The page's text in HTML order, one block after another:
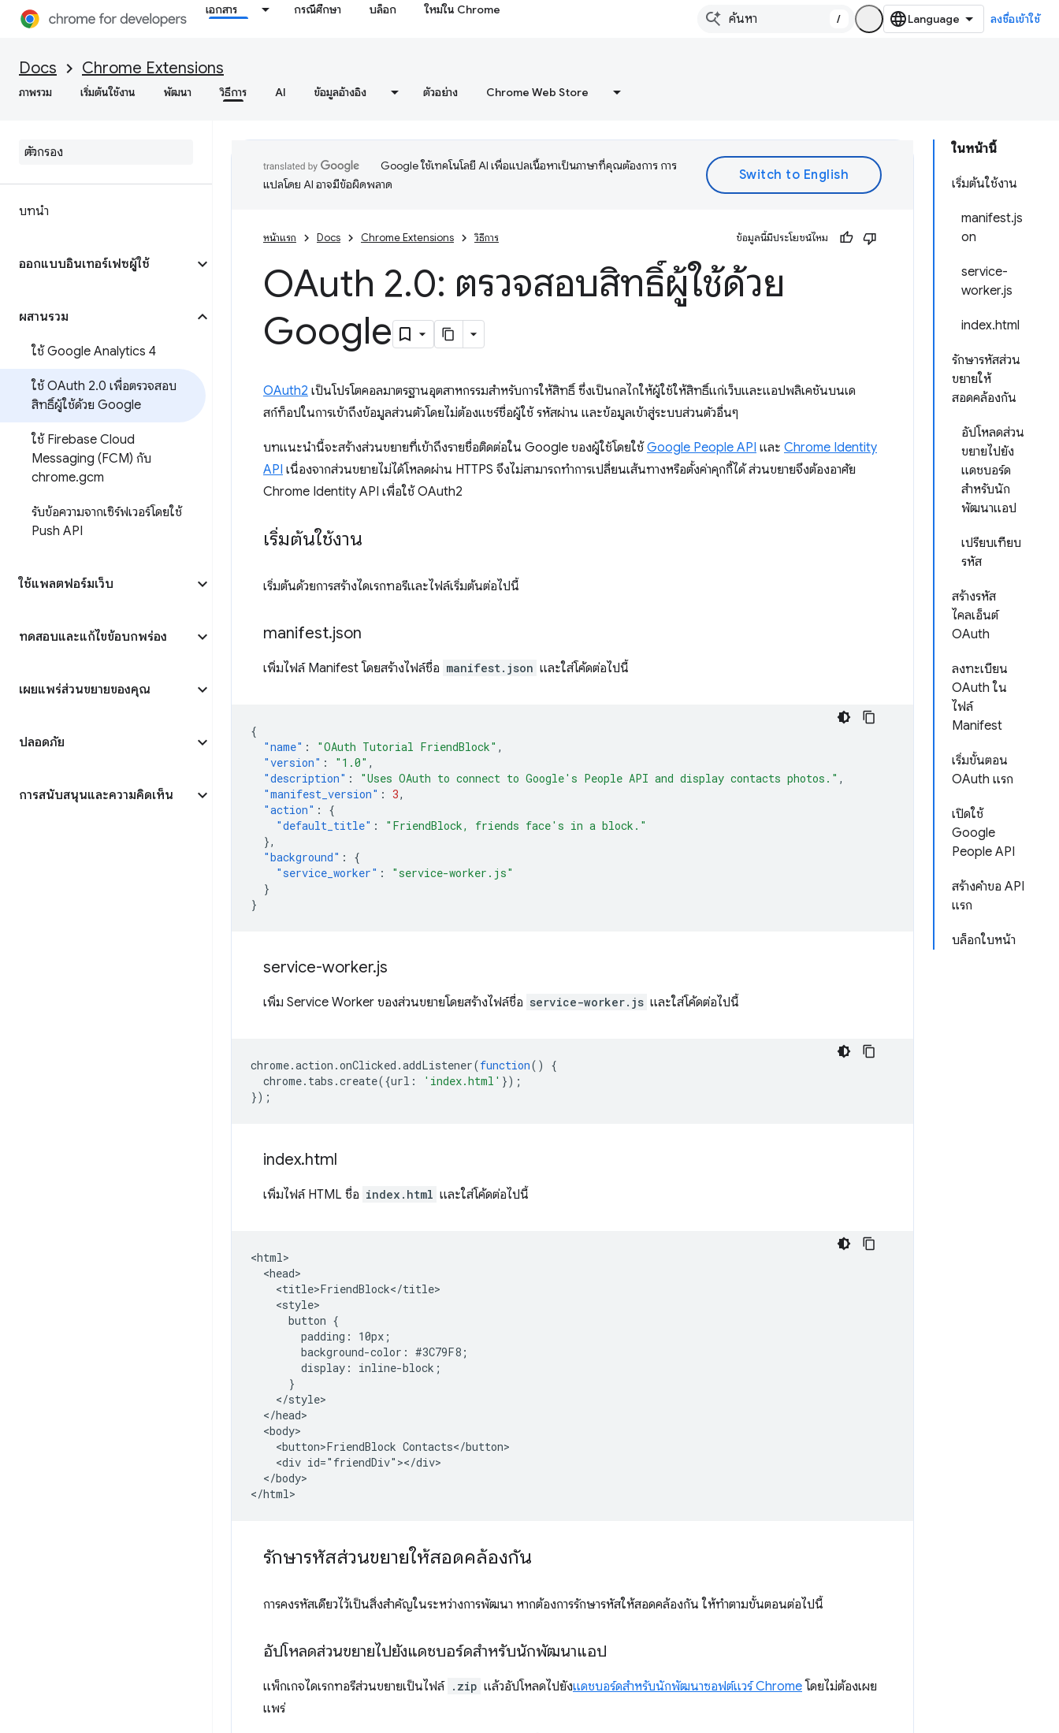
เอกสาร กรณีศึกษา บล็อก ใหม่ใน Chrome
/ ลงชื่อเข้าใช้
Docs Chrome Extensions
ภาพรวม เริ่มต้นใช้งาน พัฒนา วิธีการ AI ข้อมูลอ้างอิง ตัวอย่าง Chrome Web Store
บทนำ
ออกแบบอินเทอร์เฟซผู้ใช้
ผสานรวม
ใช้ Google Analytics 4
ใช้ OAuth 2.0 เพื่อตรวจสอบ
สิทธิ์ผู้ใช้ด้วย Google
ใช้ Firebase Cloud
Messaging (FCM) กับ
chrome.gcm
รับข้อความจากเซิร์ฟเวอร์โดยใช้
Push API
ใช้แพลตฟอร์มเว็บ
ทดสอบและแก้ไขข้อบกพร่อง
เผยแพร่ส่วนขยายของคุณ
ปลอดภัย
การสนับสนุนและความคิดเห็น
ในหน้านี้
เริ่มต้นใช้งาน
manifest.js
on
service-
worker.js
index.html
รักษารหัสส่วน
ขยายให้
สอดคล้องกัน
อัปโหลดส่วน
ขยายไปยัง
แดชบอร์ด
สำหรับนัก
พัฒนาแอป
เปรียบเทียบ
รหัส
สร้างรหัส
ไคลเอ็นต์
OAuth
ลงทะเบียน
OAuth ใน
ไฟล์
Manifest
เริ่มขั้นตอน
OAuth แรก
เปิดใช้
Google
People API
สร้างคำขอ API
แรก
บล็อกใบหน้า
Google ใช้เทคโนโลยี AI เพื่อแปลเนื้อหาเป็นภาษาที่คุณต้องการ การ
แปลโดย AI อาจมีข้อผิดพลาด
หน้าแรก Docs Chrome Extensions วิธีการ ข้อมูลนี้มีประโยชน์ไหม
OAuth 2.0: ตรวจสอบสิทธิ์ผู้ใช้ด้วย
Google
OAuth2 เป็นโปรโตคอลมาตรฐานอุตสาหกรรมสำหรับการให้สิทธิ์ ซึ่งเป็นกลไกให้ผู้ใช้ให้สิทธิ์แก่เว็บและแอปพลิเคชันบนเด
สก์ท็อปในการเข้าถึงข้อมูลส่วนตัวโดยไม่ต้องแชร์ชื่อผู้ใช้ รหัสผ่าน และข้อมูลเข้าสู่ระบบส่วนตัวอื่นๆ
บทแนะนำนี้จะสร้างส่วนขยายที่เข้าถึงรายชื่อติดต่อใน Google ของผู้ใช้โดยใช้ Google People API และ Chrome Identity
API เนื่องจากส่วนขยายไม่ได้โหลดผ่าน HTTPS จึงไม่สามารถทำการเปลี่ยนเส้นทางหรือตั้งค่าคุกกี้ได้ ส่วนขยายจึงต้องอาศัย
Chrome Identity API เพื่อใช้ OAuth2
เริ่มต้นใช้งาน
เริ่มต้นด้วยการสร้างไดเรกทอรีและไฟล์เริ่มต้นต่อไปนี้
manifest.json
เพิ่มไฟล์ Manifest โดยสร้างไฟล์ชื่อ manifest.json และใส่โค้ดต่อไปนี้
{
"name" : "OAuth Tutorial FriendBlock" ,
"version" : "1.0" ,
"description" : "Uses OAuth to connect to Google's People API and display contacts photos." ,
"manifest_version" : 3,
"action" :
{
"default_title" :
"FriendBlock, friends face's in a block."
},
"background" :
{
"service_worker" :
"service-worker.js"
}
}
service-worker.js
เพิ่ม Service Worker ของส่วนขยายโดยสร้างไฟล์ชื่อ service-worker.js และใส่โค้ดต่อไปนี้
chrome.action .onClicked .addListener(function()
{
chrome. tabs .create({url : 'index.html' });
});
index.html
เพิ่มไฟล์ HTML ชื่อ index.html และใส่โค้ดต่อไปนี้
<html>
  <head>
    <title>FriendBlock</title>
    <style>
      button {
        padding: 10px;
        background-color: #3C79F8;
        display: inline-block;
      }
    </style>
  </head>
  <body>
    <button>FriendBlock Contacts</button>
    <div id="friendDiv"></div>
  </body>
รักษารหัสส่วนขยายให้สอดคล้องกัน
การคงรหัสเดียวไว้เป็นสิ่งสำคัญในระหว่างการพัฒนา หากต้องการรักษารหัสให้สอดคล้องกัน ให้ทำตามขั้นตอนต่อไปนี้
อัปโหลดส่วนขยายไปยังแดชบอร์ดสำหรับนักพัฒนาแอป
แพ็กเกจไดเรกทอรีส่วนขยายเป็นไฟล์ .zip แล้วอัปโหลดไปยังแดชบอร์ดสำหรับนักพัฒนาซอฟต์แวร์ Chrome โดยไม่ต้องเผย
แพร่